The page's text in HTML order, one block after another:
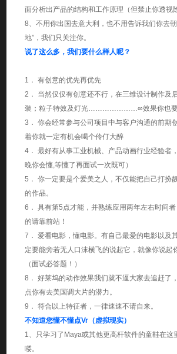
面分析出产品的结构和工作原理（但禁止你透视
8、不用你出国去意大利，也不用告诉我们你去
地”，我们只关注你。
说了这么多，我们要什么样人呢？
1． 有创意的优先再优先
2． 当然仅仅有创意还不行，在三维设计制作及
装；粒子特效及灯光…………………∞效果你也要
3． 你会经常参与公司项目中与客户沟通的前期
着你就一定有机会喝个伶仃大醉
4． 最好有从事工业机械、产品动画行业经验者
晚你会懂,等懂了再面试一次既可）
5． 你一定要是个爱美之人，不仅能把自己打扮
的作品。
6． 具有第5点才能，并熟练应用两年左右时间
的请靠前站！
7． 爱看电影，懂电影。有自己最爱的电影以及
定要能旁若无人口沫横飞的说起它，就像你说起
（面试必答题！）
8． 好莱坞的动作效果我们就不逼大家去追赶了
点你有去美国调大片的潜力。
9． 符合以上特征者，一律速速不请自来。
不知道您懂不懂点Vr（虚拟现实）
1、只学习了Maya或其他更高杆软件的童鞋在这
喽。